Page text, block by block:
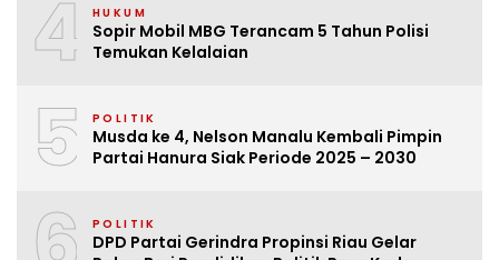
4 HUKUM
Sopir Mobil MBG Terancam 5 Tahun Polisi
Temukan Kelalaian
5 POLITIK
Musda ke 4, Nelson Manalu Kembali Pimpin
Partai Hanura Siak Periode 2025 – 2030
POLITIK
DPD Partai Gerindra Propinsi Riau Gelar